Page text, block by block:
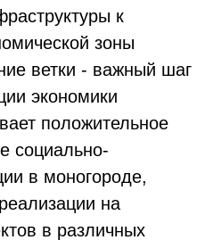
к
зоны
ветки - важный шаг
экономики
положительное
социально-
в моногороде,
на
в различных